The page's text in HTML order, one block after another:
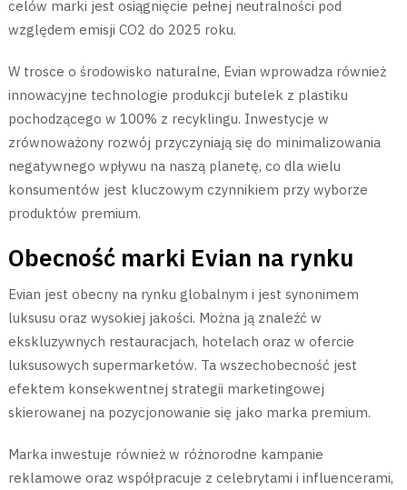
celów marki jest osiągnięcie pełnej neutralności pod
względem emisji CO2 do 2025 roku.
W trosce o środowisko naturalne, Evian wprowadza również
innowacyjne technologie produkcji butelek z plastiku
pochodzącego w 100% z recyklingu. Inwestycje w
zrównoważony rozwój przyczyniają się do minimalizowania
negatywnego wpływu na naszą planetę, co dla wielu
konsumentów jest kluczowym czynnikiem przy wyborze
produktów premium.
Obecność marki Evian na rynku
Evian jest obecny na rynku globalnym i jest synonimem
luksusu oraz wysokiej jakości. Można ją znaleźć w
ekskluzywnych restauracjach, hotelach oraz w ofercie
luksusowych supermarketów. Ta wszechobecność jest
efektem konsekwentnej strategii marketingowej
skierowanej na pozycjonowanie się jako marka premium.
Marka inwestuje również w różnorodne kampanie
reklamowe oraz współpracuje z celebrytami i influencerami,